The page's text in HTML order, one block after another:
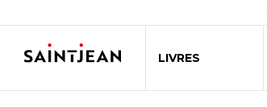
LIVRES